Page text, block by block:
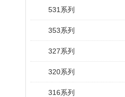
531系列
353系列
327系列
320系列
316系列